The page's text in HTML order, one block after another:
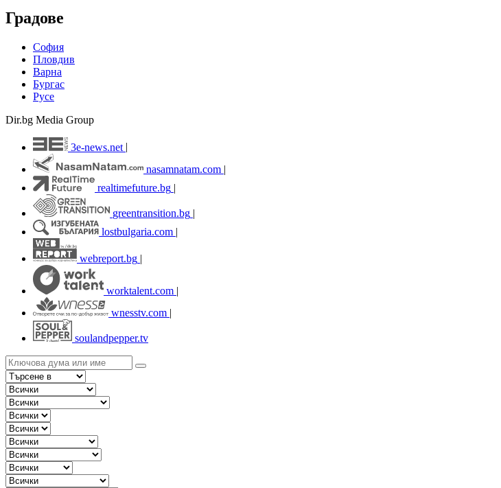
Градове
София
Пловдив
Варна
Бургас
Русе
Dir.bg Media Group
3e-news.net
nasamnatam.com |
realtimefuture.bg |
greentransition.bg |
lostbulgaria.com |
webreport.bg |
worktalent.com |
wnesstv.com |
soulandpepper.tv